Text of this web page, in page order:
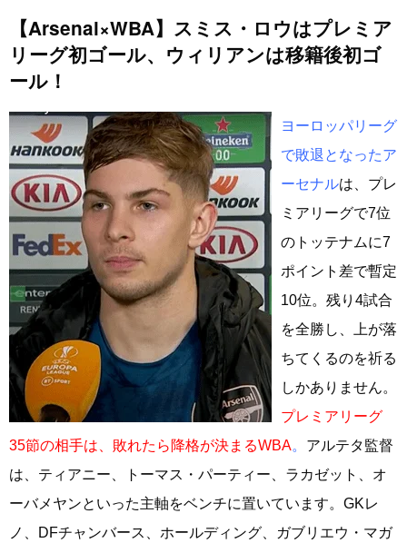
【Arsenal×WBA】スミス・ロウはプレミア
リーグ初ゴール、ウィリアンは移籍後初ゴ
ール！
ヨーロッパリーグ
で敗退となったア
ーセナルは、プレ
ミアリーグで7位
のトッテナムに7
ポイント差で暫定
10位。残り4試合
を全勝し、上が落
ちてくるのを祈る
しかありません。
プレミアリーグ
35節の相手は、敗れたら降格が決まるWBA。 アルテタ監督
は、ティアニー、トーマス・パーティー、ラカゼット、オ
ーバメヤンといった主軸をベンチに置いています。GKレ
ノ、DFチャンバース、ホールディング、ガブリエウ・マガ